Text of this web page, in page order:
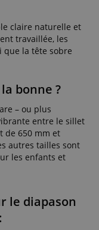
claire naturelle et
travaillée, les
que la tête sobre
bonne ?
– ou plus
entre le sillet
de 650 mm et
autres tailles sont
les enfants et
le diapason